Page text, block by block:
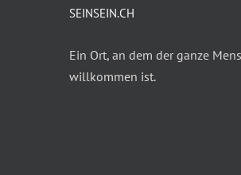
SEINSEIN.CH
Ein Ort, an dem der ganze
willkommen ist.